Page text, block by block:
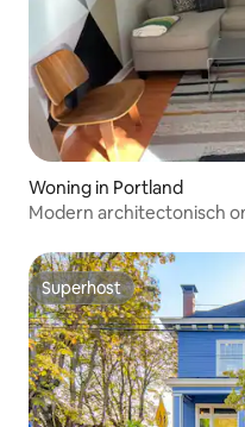
Woning in Portland
Modern architectonisch
Superhost
Superhost